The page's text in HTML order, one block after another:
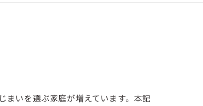
まいを選ぶ家庭が増えています。本記